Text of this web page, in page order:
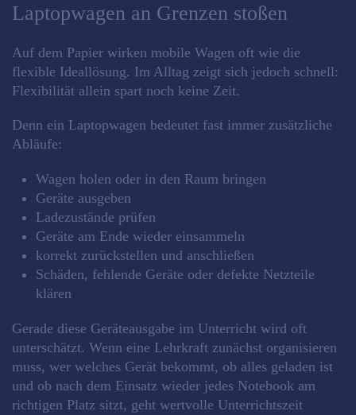
Laptopwagen an Grenzen stoßen
Auf dem Papier wirken mobile Wagen oft wie die
flexible Ideallösung. Im Alltag zeigt sich jedoch schnell:
Flexibilität allein spart noch keine Zeit.
Denn ein Laptopwagen bedeutet fast immer zusätzliche
Abläufe:
Wagen holen oder in den Raum bringen
Geräte ausgeben
Ladezustände prüfen
Geräte am Ende wieder einsammeln
korrekt zurückstellen und anschließen
Schäden, fehlende Geräte oder defekte Netzteile
klären
Gerade diese Geräteausgabe im Unterricht wird oft
unterschätzt. Wenn eine Lehrkraft zunächst organisieren
muss, wer welches Gerät bekommt, ob alles geladen ist
und ob nach dem Einsatz wieder jedes Notebook am
richtigen Platz sitzt, geht wertvolle Unterrichtszeit